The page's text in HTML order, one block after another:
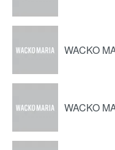
WACKO
WACKO